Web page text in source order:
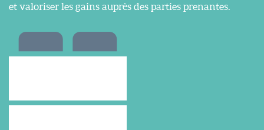
et valoriser les gains auprès des parties prenantes.